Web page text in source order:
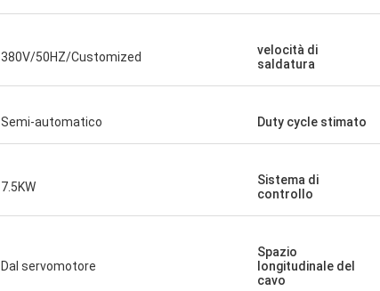
380V/50HZ/Customized
velocità di
saldatura
Semi-automatico Duty cycle stimato
7.5KW
Sistema di
controllo
Dal servomotore
Spazio
longitudinale del
cavo